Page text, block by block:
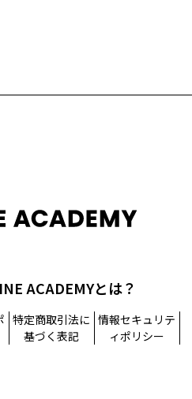
ACADEMYとは？
特定商取引法に
基づく表記
情報セキュリテ
ィポリシー